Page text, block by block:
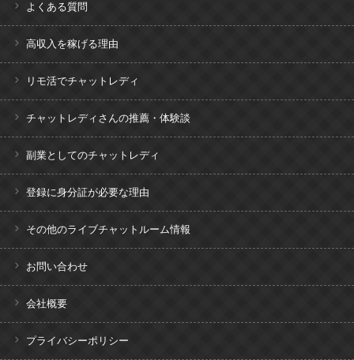
よくある質問
高収入を稼げる理由
リモ活でチャットレディ
チャットレディさんの推薦・体験談
副業としてのチャットレディ
登録に身分証が必要な理由
その他のライブチャットルーム情報
お問い合わせ
会社概要
プライバシーポリシー